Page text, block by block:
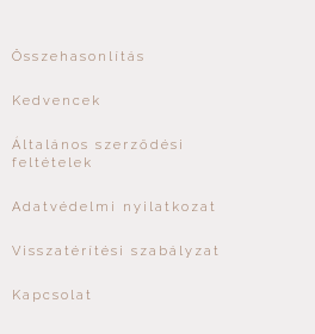
Összehasonlítás
Kedvencek
Általános szerződési
feltételek
Adatvédelmi nyilatkozat
Visszatérítési szabályzat
Kapcsolat